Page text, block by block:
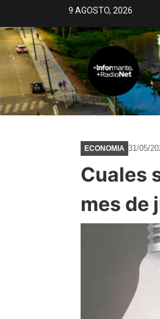
9 AGOSTO, 2026
ECONOMIA 31/05/
Cuales
mes de